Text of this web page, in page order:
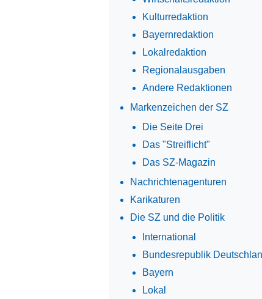
Kulturredaktion
Bayernredaktion
Lokalredaktion
Regionalausgaben
Andere Redaktionen
Markenzeichen der SZ
Die Seite Drei
Das "Streiflicht"
Das SZ-Magazin
Nachrichtenagenturen
Karikaturen
Die SZ und die Politik
International
Bundesrepublik
Bayern
Lokal